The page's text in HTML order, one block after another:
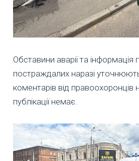
Обставини аварії та
постраждалих наразі
коментарів від
публікації немає.